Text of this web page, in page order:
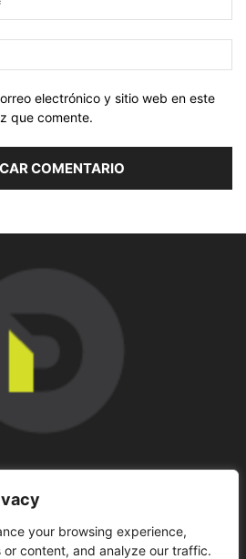
your browsing experience,
or content, and analyze our traffic.
electrónico y sitio web en este
que comente.